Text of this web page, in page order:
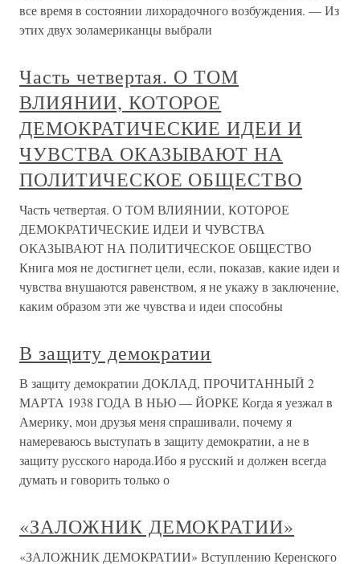
все время в состоянии лихорадочного возбуждения. — Из
этих двух золамериканцы выбрали
Часть четвертая. О ТОМ
ВЛИЯНИИ, КОТОРОЕ
ДЕМОКРАТИЧЕСКИЕ ИДЕИ И
ЧУВСТВА ОКАЗЫВАЮТ НА
ПОЛИТИЧЕСКОЕ ОБЩЕСТВО
Часть четвертая. О ТОМ ВЛИЯНИИ, КОТОРОЕ
ДЕМОКРАТИЧЕСКИЕ ИДЕИ И ЧУВСТВА
ОКАЗЫВАЮТ НА ПОЛИТИЧЕСКОЕ ОБЩЕСТВО
Книга моя не достигнет цели, если, показав, какие идеи и
чувства внушаются равенством, я не укажу в заключение,
каким образом эти же чувства и идеи способны
В защиту демократии
В защиту демократии ДОКЛАД, ПРОЧИТАННЫЙ 2
МАРТА 1938 ГОДА В НЬЮ — ЙОРКЕ Когда я уезжал в
Америку, мои друзья меня спрашивали, почему я
намереваюсь выступать в защиту демократии, а не в
защиту русского народа.Ибо я русский и должен всегда
думать и говорить только о
«ЗАЛОЖНИК ДЕМОКРАТИИ»
«ЗАЛОЖНИК ДЕМОКРАТИИ» Вступлению Керенского